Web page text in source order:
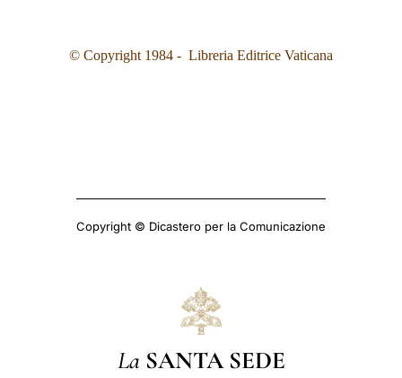
© Copyright 1984 - Libreria Editrice Vaticana
Copyright © Dicastero per la Comunicazione
La SANTA SEDE